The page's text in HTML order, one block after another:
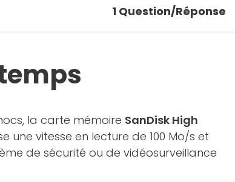
1 Question/Réponse
la carte mémoire SanDisk High
vitesse en lecture de 100 Mo/s et
de sécurité ou de vidéosurveillance